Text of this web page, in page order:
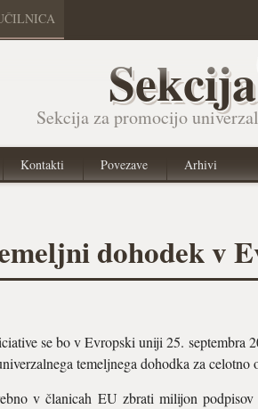
Sekcija za promocijo
Kontakti Povezave Arhivi
dohodek v
se bo v Evropski uniji 25. septembra
temeljnega dohodka za
v članicah EU zbrati milijon